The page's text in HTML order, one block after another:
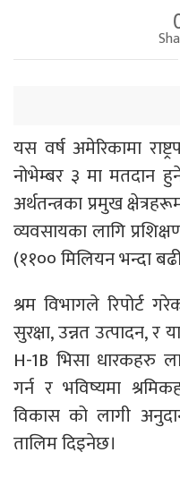
यस वर्ष अमेरिकामा
नोभेम्बर ३ मा मतदान
अर्थतन्त्रका प्रमुख
व्यवसायका लागि
(११०० मिलियन भन्दा
श्रम विभागले रिपोर्ट
सुरक्षा, उन्नत उत्पादन, र
H-1B भिसा धारकहरु
गर्न र भविष्यमा
विकास को लागी
तालिम दिइनेछ।